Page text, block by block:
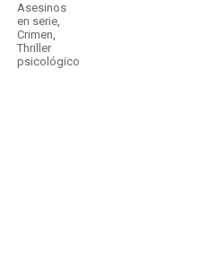
Asesinos
en serie,
Crimen,
Thriller
psicológico